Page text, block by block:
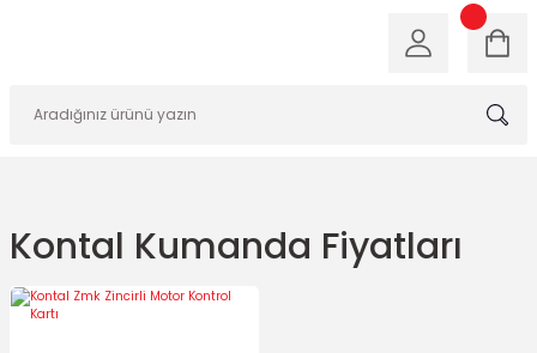
Kontal Kumanda Fiyatları